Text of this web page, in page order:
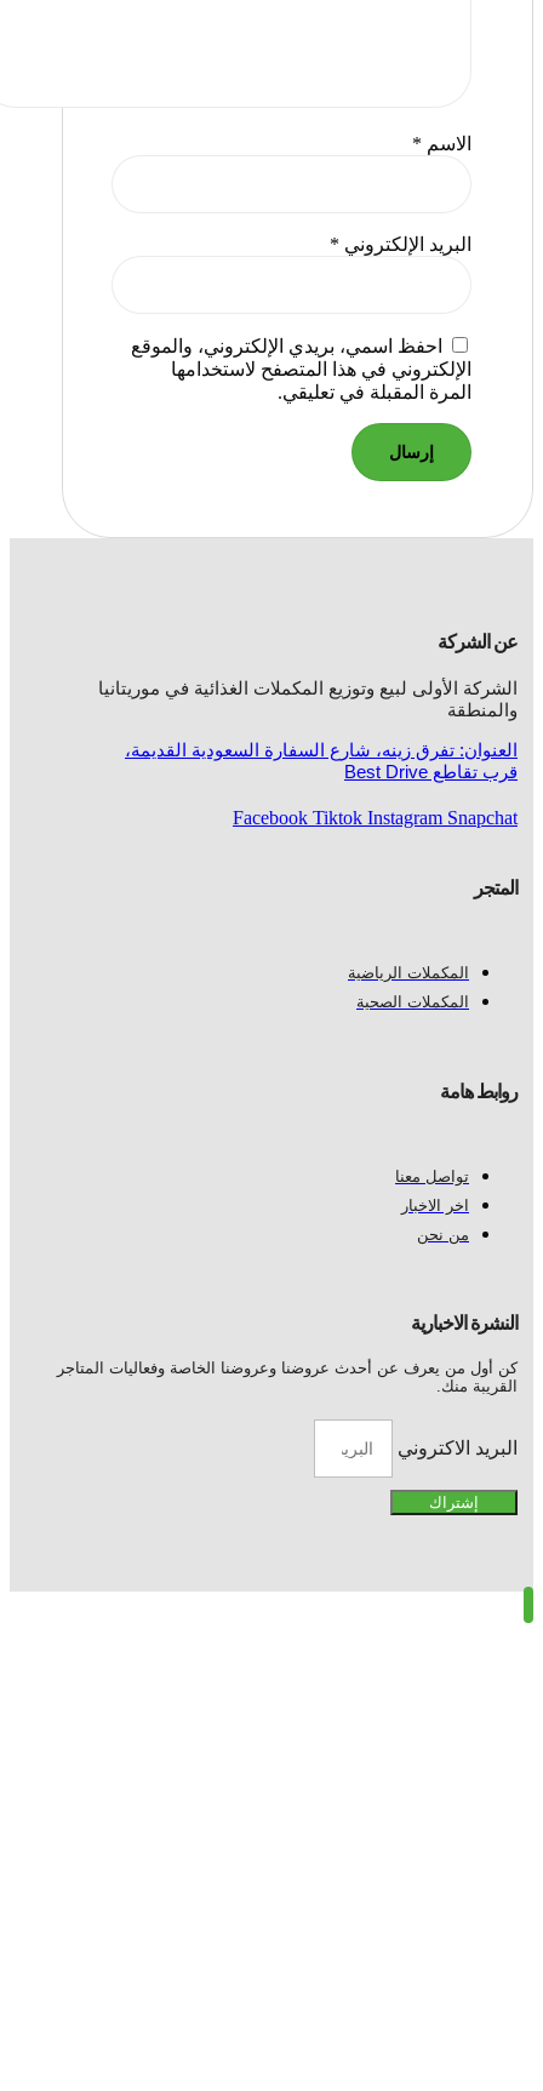
الاسم *
البريد الإلكتروني *
احفظ اسمي، بريدي الإلكتروني، والموقع
الإلكتروني في هذا المتصفح لاستخدامها
المرة المقبلة في تعليقي.
عن الشركة
الشركة الأولى لبيع وتوزيع المكملات الغذائية في موريتانيا
والمنطقة
العنوان: تفرق زينه، شارع السفارة السعودية القديمة،
قرب تقاطع Best Drive
Facebook Tiktok Instagram Snapchat
المتجر
المكملات الرياضية
المكملات الصحية
روابط هامة
تواصل معنا
اخر الاخبار
من نحن
النشرة الاخبارية
كن أول من يعرف عن أحدث عروضنا وعروضنا الخاصة وفعاليات المتاجر
القريبة منك.
البريد الاكتروني
إشتراك